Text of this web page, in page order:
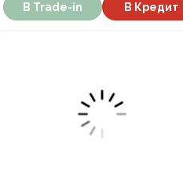
В Trade-in В Кредит